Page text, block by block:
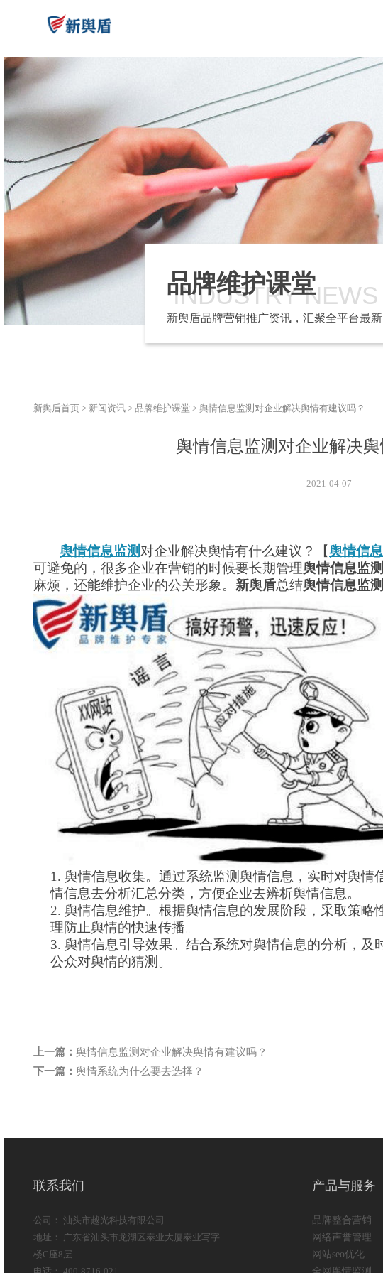
品牌维护课堂
INDUSTRY NEWS
新舆盾品牌营销推广资讯，汇聚全平台最
新舆盾首页 > 新闻资讯 > 品牌维护课堂 > 舆情信息监测对企业解决舆情有建议吗？
舆情信息监测对企业解决
2021-04-07
舆情信息监测对企业解决舆情有什么建议？【舆情信息
可避免的，很多企业在营销的时候要长期管理舆情信息监测
麻烦，还能维护企业的公关形象。 新舆盾总结舆情信息监测
1. 舆情信息收集。通过系统监测舆情信息，实时对舆情
情信息去分析汇总分类，方便企业去辨析舆情信息。
2. 舆情信息维护。根据舆情信息的发展阶段，采取策略
理防止舆情的快速传播。
3. 舆情信息引导效果。结合系统对舆情信息的分析，
公众对舆情的猜测。
上一篇： 舆情信息监测对企业解决舆情有建议吗？
下一篇： 舆情系统为什么要去选择？
联系我们
公司： 汕头市越光科技有限公司
地址： 广东省汕头市龙湖区泰业大厦泰业写字
楼C座8层
产品与服务
品牌整合营销
网络声誉管理
网站seo优化